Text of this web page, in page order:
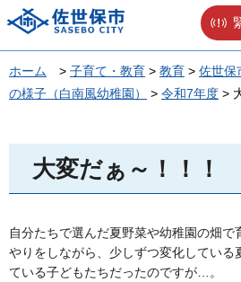
佐世保市
ホーム > 子育て・教育 > 教育 > 佐世保
の様子（白南風幼稚園）
> 令和7年度 >
大変だぁ～！！！
自分たちで選んだ夏野菜や幼稚園の畑で
やりをしながら、少しずつ変化している
ている子どもたちだったのですが…。